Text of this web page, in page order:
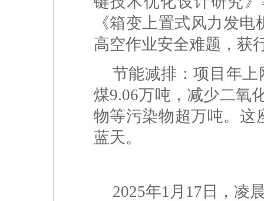
《箱变上置式风力发
高空作业安全难题，获
节能减排：项目年
煤9.06万吨，减少二氧
物等污染物超万吨。这
蓝天。
2025年1月17日，凌